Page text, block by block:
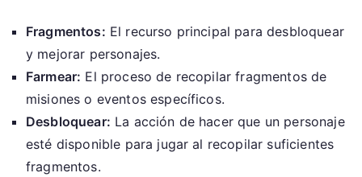
Fragmentos: El recurso principal para desbloquear
y mejorar personajes.
Farmear: El proceso de recopilar fragmentos de
misiones o eventos específicos.
Desbloquear: La acción de hacer que un personaje
esté disponible para jugar al recopilar suficientes
fragmentos.